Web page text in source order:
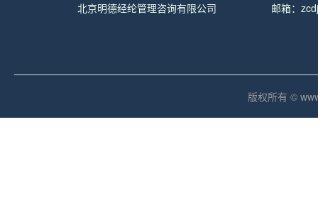
北京明德经纶管理咨询有限公司
邮箱：
版权所有 ©